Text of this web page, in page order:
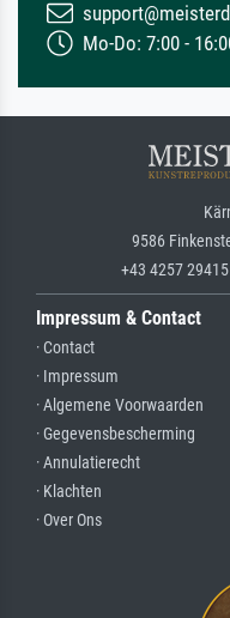
Mo-Do: 7:00 -
9586
+43 4257
Impressum & Contact
· Contact
· Impressum
· Algemene Voorwaarden
· Gegevensbescherming
· Annulatierecht
· Klachten
· Over Ons